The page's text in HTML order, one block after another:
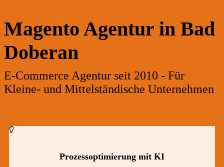
Magento Agentur in Bad
Doberan
E-Commerce Agentur seit 2010 - Für
Kleine- und Mittelständische Unternehmen
Prozessoptimierung mit KI